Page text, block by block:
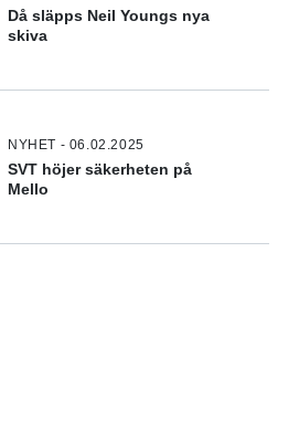
Då släpps Neil Youngs nya
skiva
NYHET - 06.02.2025
SVT höjer säkerheten på
Mello